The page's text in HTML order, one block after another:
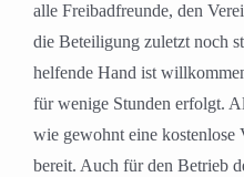
alle Freibadfreunde, den
die Beteiligung zuletzt noch
helfende Hand ist
für wenige Stunden erfolgt.
wie gewohnt eine
bereit. Auch für den Betrieb